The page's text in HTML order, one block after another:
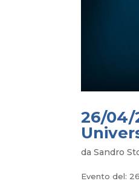
26/04/
daSandro
Evento del: